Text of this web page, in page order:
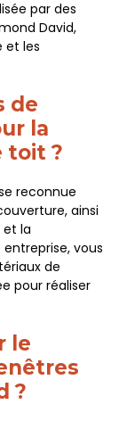
par des
David,
et les
de
la
toit ?
reconnue
ainsi
et la
vous
de
pour réaliser
le
?